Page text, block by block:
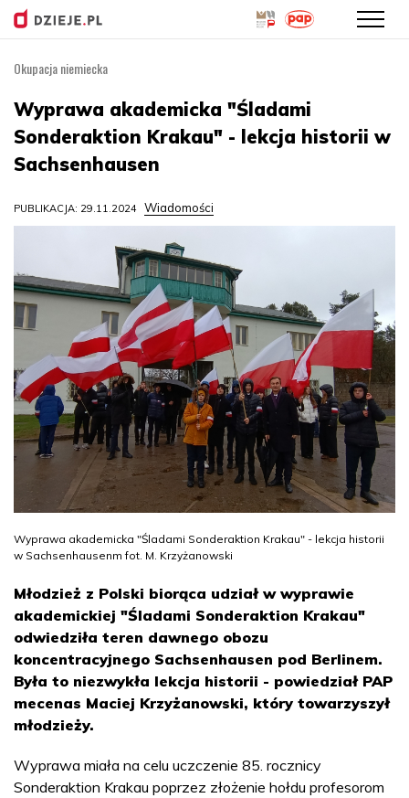
treści
Okupacja niemiecka
Wyprawa akademicka "Śladami
Sonderaktion Krakau" - lekcja historii w
Sachsenhausen
PUBLIKACJA: 29.11.2024 Wiadomości
Wyprawa akademicka "Śladami Sonderaktion Krakau" - lekcja historii
w Sachsenhausenm fot. M. Krzyżanowski
Młodzież z Polski biorąca udział w wyprawie
akademickiej "Śladami Sonderaktion Krakau"
odwiedziła teren dawnego obozu
koncentracyjnego Sachsenhausen pod Berlinem.
Była to niezwykła lekcja historii - powiedział PAP
mecenas Maciej Krzyżanowski, który towarzyszył
młodzieży.
Wyprawa miała na celu uczczenie 85. rocznicy
Sonderaktion Krakau poprzez złożenie hołdu profesorom